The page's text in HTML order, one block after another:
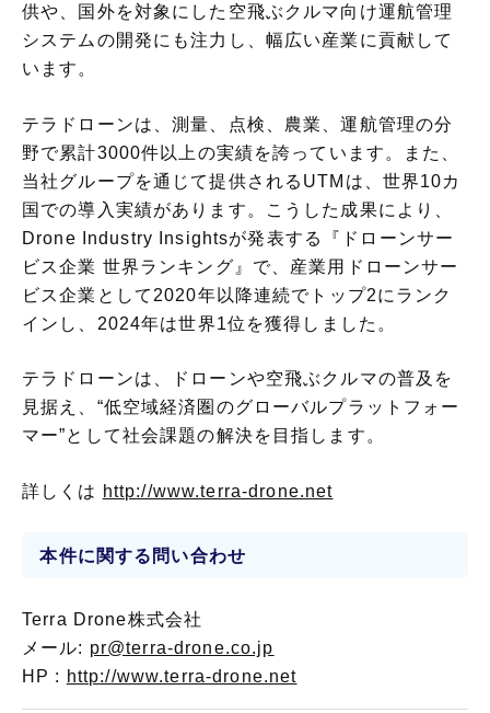
供や、国外を対象にした空飛ぶクルマ向け運航管理
システムの開発にも注力し、幅広い産業に貢献して
います。
テラドローンは、測量、点検、農業、運航管理の分
野で累計3000件以上の実績を誇っています。また、
当社グループを通じて提供されるUTMは、世界10カ
国での導入実績があります。こうした成果により、
Drone Industry Insightsが発表する『ドローンサー
ビス企業 世界ランキング』で、産業用ドローンサー
ビス企業として2020年以降連続でトップ2にランク
インし、2024年は世界1位を獲得しました。
テラドローンは、ドローンや空飛ぶクルマの普及を
見据え、“低空域経済圏のグローバルプラットフォー
マー”として社会課題の解決を目指します。
詳しくは http://www.terra-drone.net
本件に関する問い合わせ
Terra Drone株式会社
メール: pr@terra-drone.co.jp
HP : http://www.terra-drone.net